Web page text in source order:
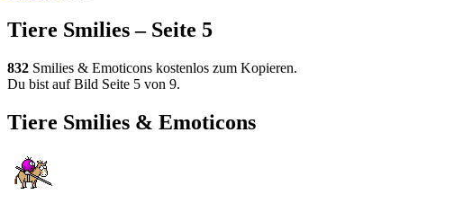
Tiere Smilies – Seite 5
832 Smilies & Emoticons kostenlos zum Kopieren.
Du bist auf Bild Seite 5 von 9.
Tiere Smilies & Emoticons